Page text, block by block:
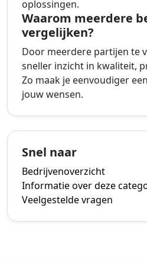
oplossingen.
Waarom meerdere
vergelijken?
Door meerdere partijen te
sneller inzicht in kwaliteit,
Zo maak je eenvoudiger
jouw wensen.
Snel naar
Bedrijvenoverzicht
Informatie over deze
Veelgestelde vragen